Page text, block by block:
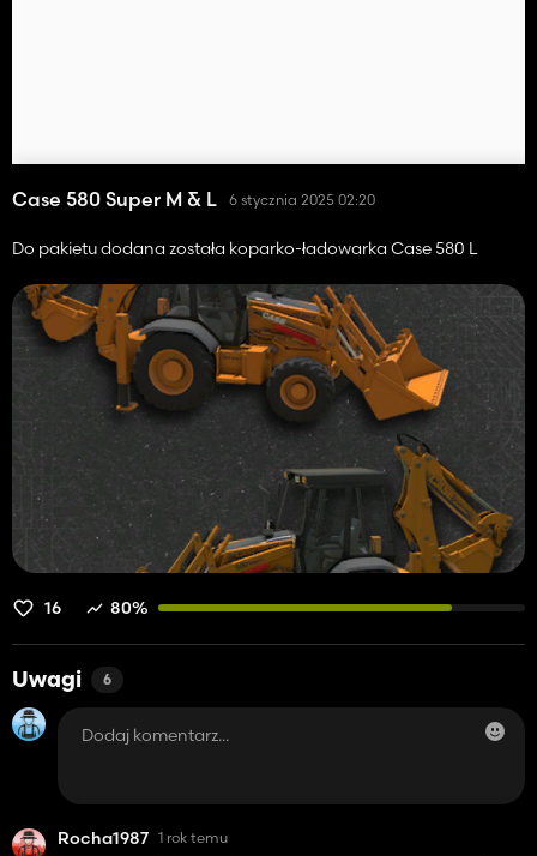
Case 580 Super M & L 6 stycznia 2025 02:20
Do pakietu dodana została koparko-ładowarka Case 580 L
16 80%
Uwagi 6
Rocha1987 1 rok temu